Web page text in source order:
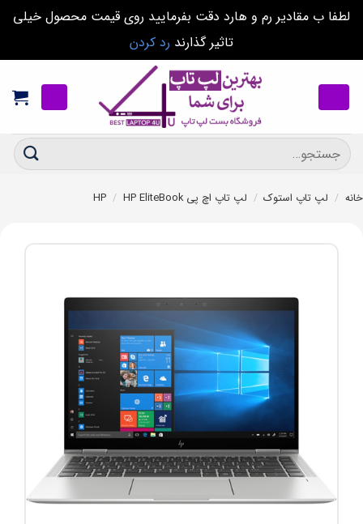
لطفا ب مقادیر رم و هارد دقت بفرمایید روی قیمت محصول خیلی
تاثیر گذارند رد کردن
content
جستجو
برای:
خانه / لپ تاپ استوک / لپ تاپ اچ پی HP / HP EliteBook